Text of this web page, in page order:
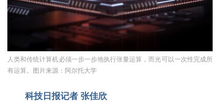
人类和传统计算机必须一步一步地执行张量运算，而光可以一次性完成所
有运算。图片来源：阿尔托大学
科技日报记者 张佳欣